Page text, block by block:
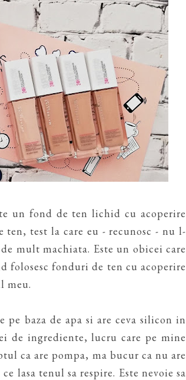
un fond de ten lichid cu acoperire
ten, test la care eu - recunosc - nu l-
mult machiata. Este un obicei care
folosesc fonduri de ten cu acoperire
meu.
pe baza de apa si are ceva silicon in
de ingrediente, lucru care pe mine
ca are pompa, ma bucur ca nu are
lasa tenul sa respire. Este nevoie sa